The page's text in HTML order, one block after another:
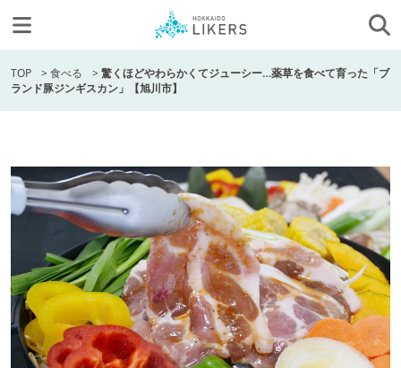
TOP >食べる >驚くほどやわらかくてジューシー…薬草を食べて育った「ブ
ランド豚ジンギスカン」【旭川市】